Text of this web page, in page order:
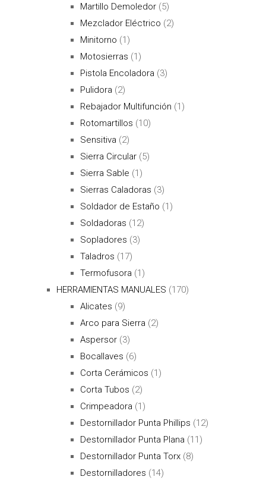
Martillo Demoledor (5)
Mezclador Eléctrico (2)
Minitorno (1)
Motosierras (1)
Pistola Encoladora (3)
Pulidora (2)
Rebajador Multifunción (1)
Rotomartillos (10)
Sensitiva (2)
Sierra Circular (5)
Sierra Sable (1)
Sierras Caladoras (3)
Soldador de Estaño (1)
Soldadoras (12)
Sopladores (3)
Taladros (17)
Termofusora (1)
HERRAMIENTAS MANUALES (170)
Alicates (9)
Arco para Sierra (2)
Aspersor (3)
Bocallaves (6)
Corta Cerámicos (1)
Corta Tubos (2)
Crimpeadora (1)
Destornillador Punta Phillips (12)
Destornillador Punta Plana (11)
Destornillador Punta Torx (8)
Destornilladores (14)